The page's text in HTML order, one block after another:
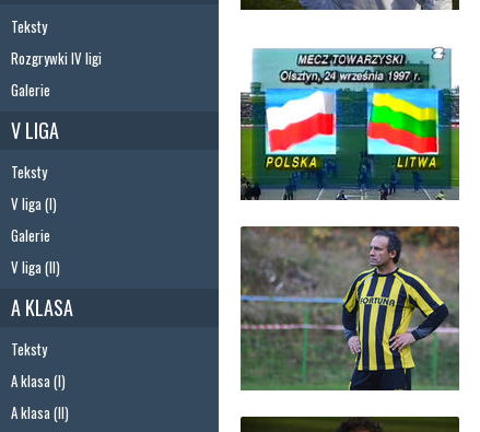
Teksty
Rozgrywki IV ligi
Galerie
V LIGA
Teksty
V liga (I)
Galerie
V liga (II)
A KLASA
Teksty
A klasa (I)
A klasa (II)